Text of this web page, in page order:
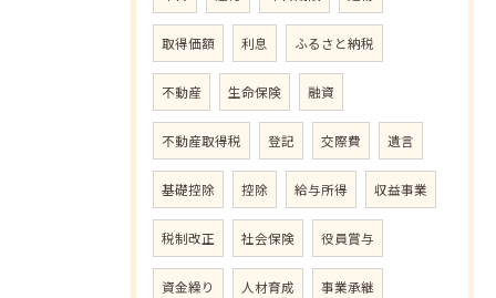
取得価額 利息 ふるさと納税
不動産 生命保険 融資
不動産取得税 登記 交際費 遺言
基礎控除 控除 給与所得 収益事業
税制改正 社会保険 役員賞与
資金繰り 人材育成 事業承継